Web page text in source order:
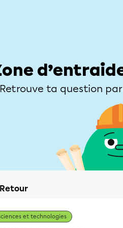
Retrouve ta question
Retour
et technologies